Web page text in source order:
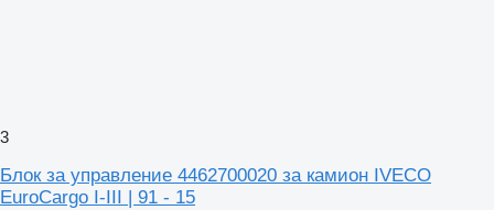
3
Блок за управление 4462700020 за камион IVECO
EuroCargo I-III | 91 - 15